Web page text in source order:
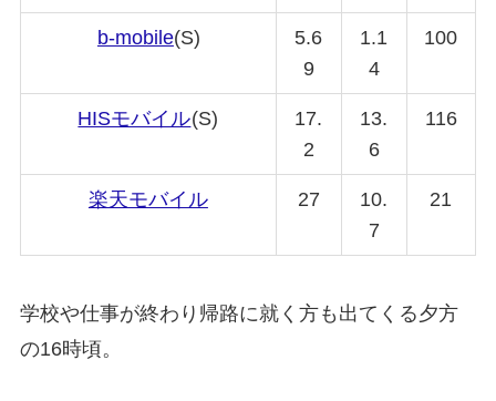
b-mobile(S)
5.6
9
1.1
4
100
HISモバイル(S)
17.
2
13.
6
116
楽天モバイル 27
10.
7
21
学校や仕事が終わり帰路に就く方も出てくる夕方
の16時頃。